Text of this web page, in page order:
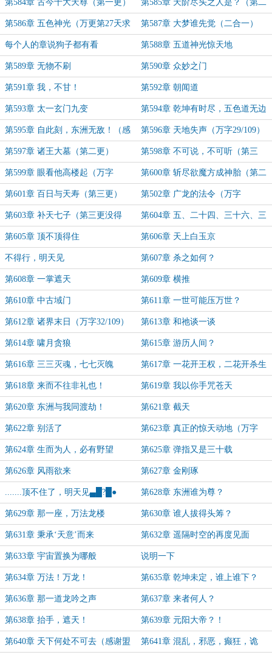
第584章 古今十大天尊（第一更） 第585章 天阶尽头之人是？（第二
更）
第586章 五色神光（万更第27天求
订阅）
第587章 大梦谁先觉（二合一）
每个人的章说狗子都有看 第588章 五道神光惊天地
第589章 无物不刷 第590章 众妙之门
第591章 我，不甘！ 第592章 朝闻道
第593章 太一玄门九变 第594章 乾坤有时尽，五色道无边
第595章 自此刻，东洲无敌！（感
谢盟主无边玄妙方广穹高弥罗天尊）
第596章 天地失声（万字29/109）
第597章 诸王大墓（第二更） 第598章 不可说，不可听（第三
更）
第599章 眼看他高楼起（万字
30/109）
第600章 斩尽欲魔方成神胎（第二
更）
第601章 百日与天寿（第三更） 第502章 广龙的法令（万字
31/109）
第603章 补天七子（第三更没得
了......）
第604章 五、二十四、三十六、三
百六十五
第605章 顶不顶得住 第606章 天上白玉京
不得行，明天见 第607章 杀之如何？
第608章 一掌遮天 第609章 横推
第610章 中古域门 第611章 一世可能压万世？
第612章 诸界末日（万字32/109） 第613章 和祂谈一谈
第614章 啸月贪狼 第615章 游历人间？
第616章 三三灭魂，七七灭魄 第617章 一花开王权，二花开杀生
第618章 来而不往非礼也！ 第619章 我以你手咒苍天
第620章 东洲与我同渡劫！ 第621章 截天
第622章 别活了 第623章 真正的惊天动地（万字
33/109）
第624章 生而为人，必有野望 第625章 弹指又是三十载
第626章 风雨欲来 第627章 金刚琢
.......顶不住了，明天见▄█?█● 第628章 东洲谁为尊？
第629章 那一座，万法龙楼 第630章 谁人拔得头筹？
第631章 秉承‘天意’而来 第632章 遥隔时空的再度见面
第633章 宇宙置换为哪般 说明一下
第634章 万法！万龙！ 第635章 乾坤未定，谁上谁下？
第636章 那一道龙吟之声 第637章 来者何人？
第638章 抬手，遮天！ 第639章 元阳大帝？！
第640章 天下何处不可去（感谢盟 第641章 混乱，邪恶，癫狂，诡